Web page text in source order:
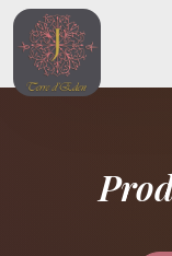
Panneau de